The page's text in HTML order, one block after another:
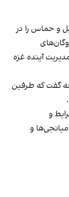
و حماس را در
آینده غزه
گفت که طرفین
و
و